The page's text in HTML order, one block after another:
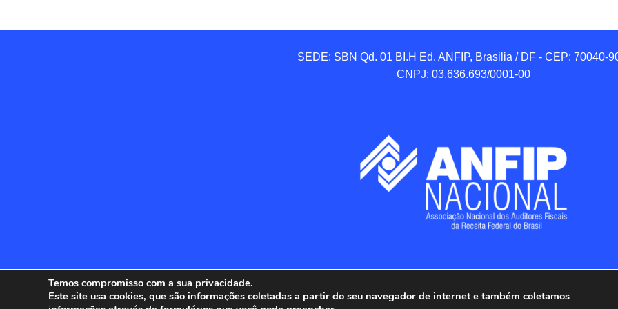
SEDE: SBN Qd. 01 BI.H Ed. ANFIP, Brasilia / DF - CEP: 70040-
CNPJ: 03.636.693/0001-00
Temos compromisso com a sua privacidade.
Este site usa cookies, que são informações coletadas a partir do seu navegador de internet e também coletamos